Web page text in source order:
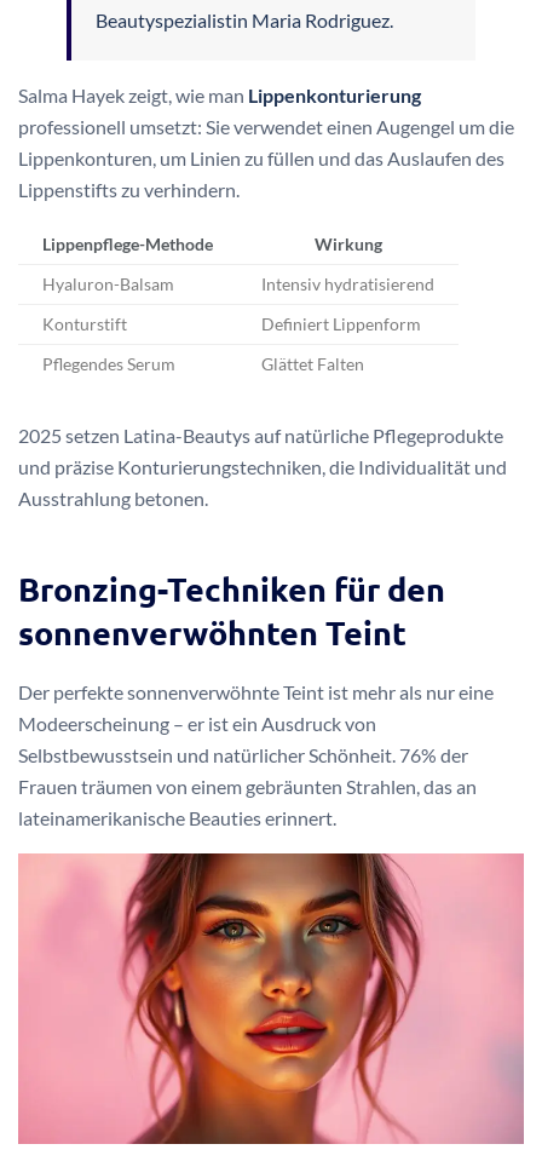
Beautyspezialistin Maria Rodriguez.
Salma Hayek zeigt, wie man Lippenkonturierung
professionell umsetzt: Sie verwendet einen Augengel um die
Lippenkonturen, um Linien zu füllen und das Auslaufen des
Lippenstifts zu verhindern.
Lippenpflege-Methode Wirkung
Hyaluron-Balsam Intensiv hydratisierend
Konturstift Definiert Lippenform
Pflegendes Serum Glättet Falten
2025 setzen Latina-Beautys auf natürliche Pflegeprodukte
und präzise Konturierungstechniken, die Individualität und
Ausstrahlung betonen.
Bronzing-Techniken für den
sonnenverwöhnten Teint
Der perfekte sonnenverwöhnte Teint ist mehr als nur eine
Modeerscheinung – er ist ein Ausdruck von
Selbstbewusstsein und natürlicher Schönheit. 76% der
Frauen träumen von einem gebräunten Strahlen, das an
lateinamerikanische Beauties erinnert.